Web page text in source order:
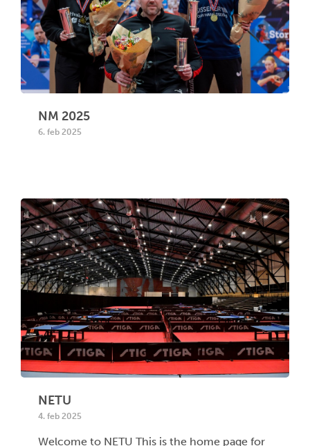
NM 2025
6. feb 2025
NETU
4. feb 2025
Welcome to NETU This is the home page for